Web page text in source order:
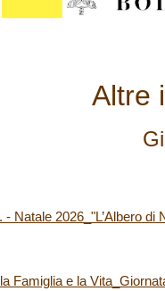
Altre
Natale 2026_"L’Albero
Famiglia e la